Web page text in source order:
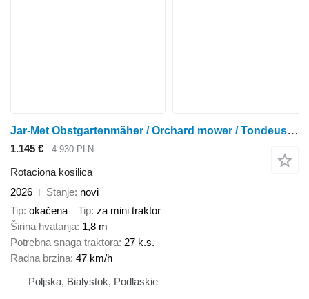
Jar-Met Obstgartenmäher / Orchard mower / Tondeuse verger / Kosiarka 1,8
1.145 € 4.930 PLN
Rotaciona kosilica
2026
Stanje novi
Tip okačena Tip za mini traktor
Širina hvatanja 1,8 m
Potrebna snaga traktora 27 k.s.
Radna brzina 47 km/h
Poljska, Bialystok, Podlaskie